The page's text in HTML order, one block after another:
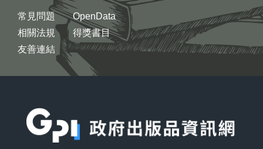
常見問題
相關法規
友善連結
OpenData
得獎書目